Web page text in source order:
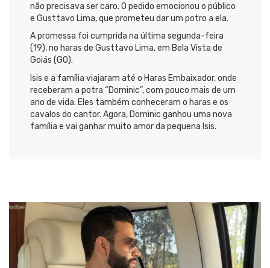
não precisava ser caro. O pedido emocionou o público
e Gusttavo Lima, que prometeu dar um potro a ela.
A promessa foi cumprida na última segunda-feira
(19), no haras de Gusttavo Lima, em Bela Vista de
Goiás (GO).
Isis e a família viajaram até o Haras Embaixador, onde
receberam a potra “Dominic”, com pouco mais de um
ano de vida. Eles também conheceram o haras e os
cavalos do cantor. Agora, Dominic ganhou uma nova
família e vai ganhar muito amor da pequena Isis.